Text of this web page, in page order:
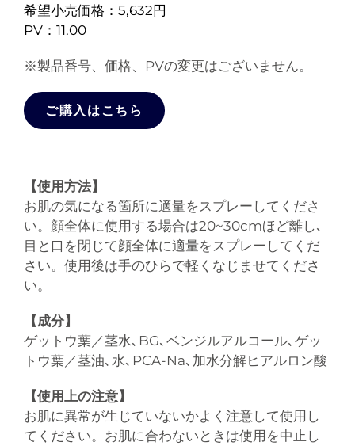
希望小売価格：5,632円
PV：11.00
※製品番号、価格、PVの変更はございません。
ご購入はこちら
【使用方法】
お肌の気になる箇所に適量をスプレーしてくださ
い。顔全体に使用する場合は20~30cmほど離し､
目と口を閉じて顔全体に適量をスプレーしてくだ
さい。使用後は手のひらで軽くなじませてくださ
い。
【成分】
ゲットウ葉／茎水､BG､ベンジルアルコール､ゲッ
トウ葉／茎油､水､PCA-Na､加水分解ヒアルロン酸
【使用上の注意】
お肌に異常が生じていないかよく注意して使用し
てください。お肌に合わないときは使用を中止し